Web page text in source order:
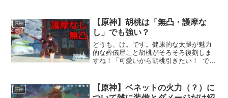
ロース、翠緑使える上に熟知バフあると
かまじで壊れてね？」と...
原神
【原神】胡桃は「無凸・護摩な
し」でも強い？
どうも、け。です。健康的な太腿が魅力
的な葬儀屋こと胡桃がそろそろ復刻しま
すね！「可愛いから胡桃引きたい！ でも
摩なし胡桃を使い続けている僕の率直な
意見を書いていきま...
原神
【原神】ベネットの火力（？）に